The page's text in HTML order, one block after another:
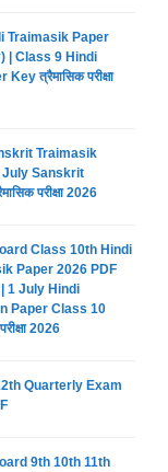
Traimasik Paper
| Class 9 Hindi
त्रैमासिक परीक्षा
Traimasik
July Sanskrit
परीक्षा 2026
Class 10th Hindi
Paper 2026 PDF
| 1 July Hindi
Paper Class 10
2026
Quarterly Exam
9th 10th 11th